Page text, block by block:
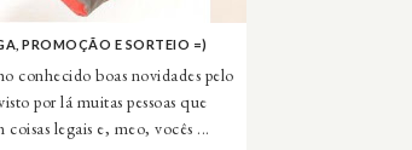
PROMOÇÃO E SORTEIO =)
conhecido boas novidades pelo
por lá muitas pessoas que
legais e, meo, vocês ...